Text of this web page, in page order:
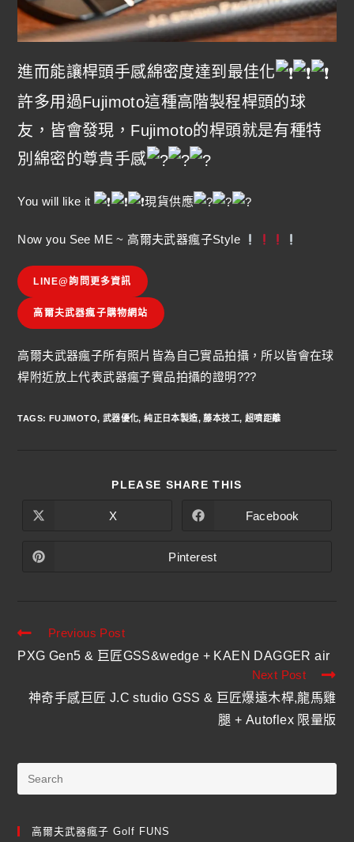
進而能讓桿頭手感綿密度達到最佳化
許多用過Fujimoto這種高階製程桿頭的球
友，皆會發現，Fujimoto的桿頭就是有種特
別綿密的尊貴手感
You will like it 現貨供應
Now you See ME ~ 高爾夫武器瘋子Style
LINE@詢問更多資訊
高爾夫武器瘋子購物網站
高爾夫武器瘋子所有照片皆為自己實品拍攝，所以皆會在球
桿附近放上代表武器瘋子實品拍攝的證明???
TAGS: FUJIMOTO, 武器優化, 純正日本製造, 藤本技工, 超噴距離
PLEASE SHARE THIS
X Facebook
Pinterest
Previous Post
PXG Gen5 & 巨匠GSS&wedge + KAEN DAGGER air
Next Post
神奇手感巨匠 J.C studio GSS & 巨匠爆遠木桿,龍馬雞
腿 + Autoflex 限量版
高爾夫武器瘋子 Golf FUNS